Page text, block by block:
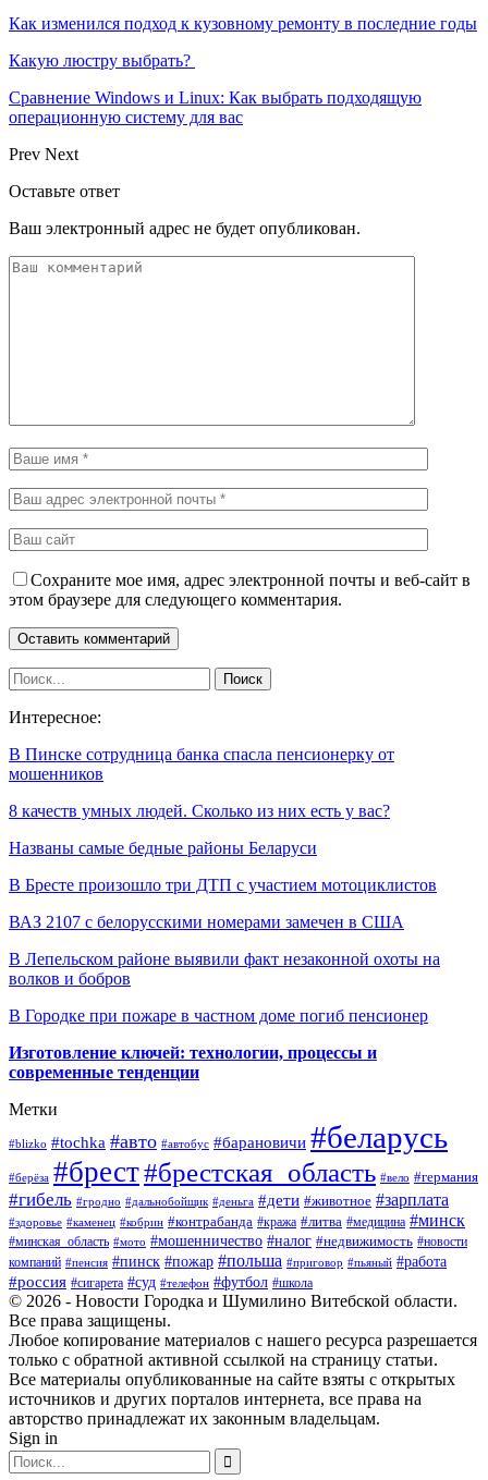
Как изменился подход к кузовному ремонту в последние годы
Какую люстру выбрать?
Сравнение Windows и Linux: Как выбрать подходящую
операционную систему для вас
Prev Next
Оставьте ответ
Ваш электронный адрес не будет опубликован.
Сохраните мое имя, адрес электронной почты и веб-сайт в
этом браузере для следующего комментария.
Интересное:
В Пинске сотрудница банка спасла пенсионерку от
мошенников
8 качеств умных людей. Сколько из них есть у вас?
Названы самые бедные районы Беларуси
В Бресте произошло три ДТП с участием мотоциклистов
ВАЗ 2107 с белорусскими номерами замечен в США
В Лепельском районе выявили факт незаконной охоты на
волков и бобров
В Городке при пожаре в частном доме погиб пенсионер
Изготовление ключей: технологии, процессы и
современные тенденции
Метки
#blizko #tochka #авто #автобус #барановичи #беларусь
#берёза #брест#брестская_область #вело #германия
#гибель #гродно #дальнобойщик #деньга #дети #животное #зарплата
#здоровье #каменец #кобрин #контрабанда #кража #литва #медицина #минск
#минская_область #мото #мошенничество #налог #недвижимость #новости
компаний #пенсия #пинск #пожар #польша #приговор #пьяный #работа
#россия #сигарета #суд #телефон #футбол #школа
© 2026 - Новости Городка и Шумилино Витебской области.
Все права защищены.
Любое копирование материалов с нашего ресурса разрешается
только с обратной активной ссылкой на страницу статьи.
Все материалы опубликованные на сайте взяты с открытых
источников и других порталов интернета, все права на
авторство принадлежат их законным владельцам.
Sign in